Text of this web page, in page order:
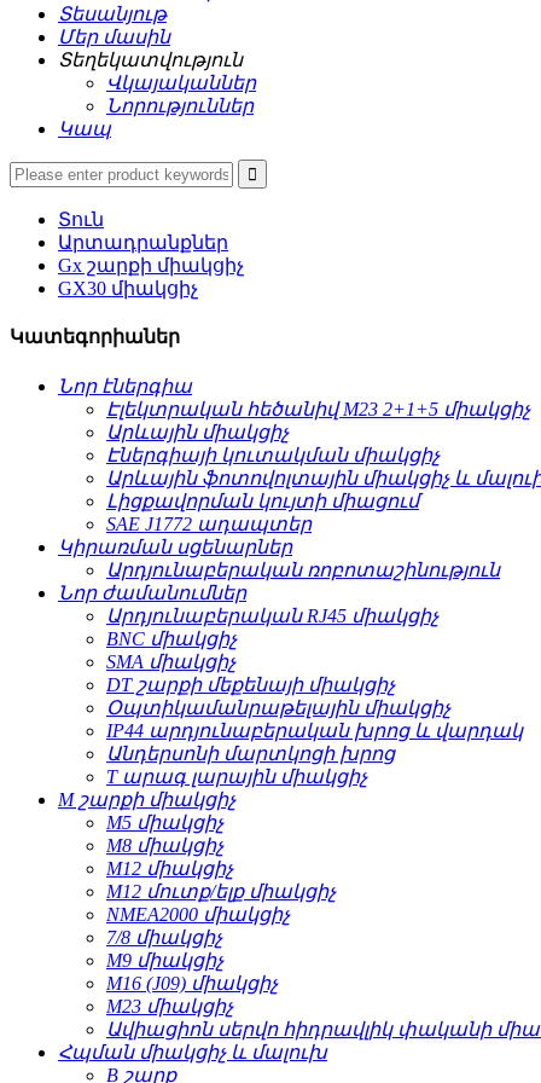
Տեսանյութ
Մեր մասին
Տեղեկատվություն
Վկայականներ
Նորություններ
Կապ
Տուն
Արտադրանքներ
Gx շարքի միակցիչ
GX30 միակցիչ
Կատեգորիաներ
Նոր էներգիա
Էլեկտրական հեծանիվ M23 2+1+5 միակցիչ
Արևային միակցիչ
Էներգիայի կուտակման միակցիչ
Արևային ֆոտովոլտային միակցիչ և
Լիցքավորման կույտի միացում
SAE J1772 ադապտեր
Կիրառման սցենարներ
Արդյունաբերական ռոբոտաշինություն
Նոր ժամանումներ
Արդյունաբերական RJ45 միակցիչ
BNC միակցիչ
SMA միակցիչ
DT շարքի մեքենայի միակցիչ
Օպտիկամանրաթելային միակցիչ
IP44 արդյունաբերական խրոց և վարդակ
Անդերսոնի մարտկոցի խրոց
T արագ լարային միակցիչ
M շարքի միակցիչ
M5 միակցիչ
M8 միակցիչ
M12 միակցիչ
M12 մուտք/ելք միակցիչ
NMEA2000 միակցիչ
7/8 միակցիչ
M9 միակցիչ
M16 (J09) միակցիչ
M23 միակցիչ
Ավիացիոն սերվո հիդրավլիկ փականի
Հպման միակցիչ և մալուխ
B շարք